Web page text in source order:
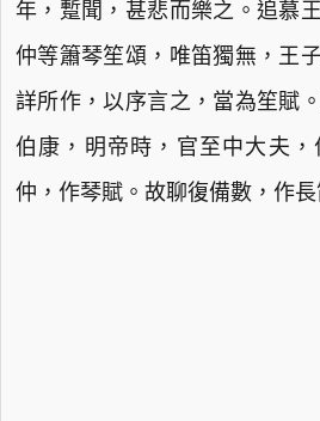
年，蹔聞，甚悲而樂之。追慕
仲等簫琴笙頌，唯笛獨無，王
詳所作，以序言之，當為笙賦
伯康，明帝時，官至中大夫
仲，作琴賦。故聊復備數，作長